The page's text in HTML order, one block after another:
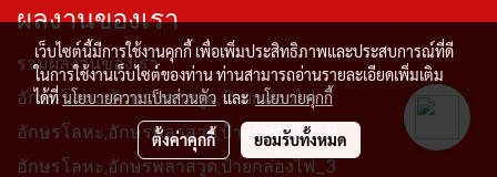
ผลงานของเรา
รวมผลงานของเรา
อักษรโลหะ,อักษรพลาสวูด,ป้ายกล่องไฟ
อักษรโลหะ,อักษรพลาสวูด,ป้ายกล่องไฟ_2
อักษรโลหะ,อักษรพลาสวูด,ป้ายกล่องไฟ_3
เว็บไซต์นี้มีการใช้งานคุกกี้ เพื่อเพิ่มประสิทธิภาพและประสบการณ์ที่ดี
ในการใช้งานเว็บไซต์ของท่าน ท่านสามารถอ่านรายละเอียดเพิ่มเติม
ได้ที่นโยบายความเป็นส่วนตัว และนโยบายคุกกี้
ตั้งค่าคุกกี้ ยอมรับทั้งหมด